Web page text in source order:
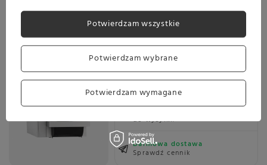
Ekspres do kawy Bartscher KV1 Deluxe - Srebrny
13 299,00 zł
Planowana wysyłka
Skontaktuj się z obsługą
do wysyłki.
Darmowa dostawa
Sprawdź cennik
Potwierdzam wybrane
Potwierdzam wymagane
Potwierdzam wszystkie